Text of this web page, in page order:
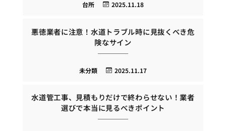
2025.11.18
台所
悪徳業者に注意！水道トラブル時に見抜くべき危
険なサイン
2025.11.17
未分類
水道管工事、見積もりだけで終わらせない！業者
選びで本当に見るべきポイント